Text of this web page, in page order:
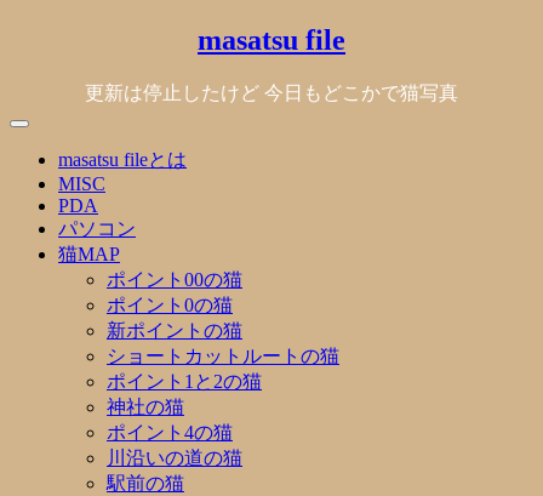
masatsu file
更新は停止したけど 今日もどこかで猫写真
masatsu fileとは
MISC
PDA
パソコン
猫MAP
ポイント00の猫
ポイント0の猫
新ポイントの猫
ショートカットルートの猫
ポイント1と2の猫
神社の猫
ポイント4の猫
川沿いの道の猫
駅前の猫